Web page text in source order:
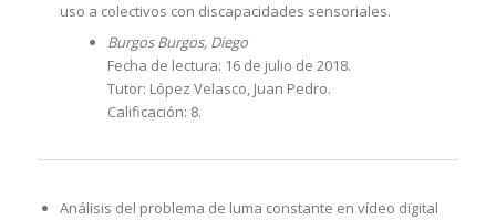
uso a colectivos con discapacidades sensoriales.
Burgos Burgos, Diego
Fecha de lectura: 16 de julio de 2018.
Tutor: López Velasco, Juan Pedro.
Calificación: 8.
Análisis del problema de luma constante en vídeo digital